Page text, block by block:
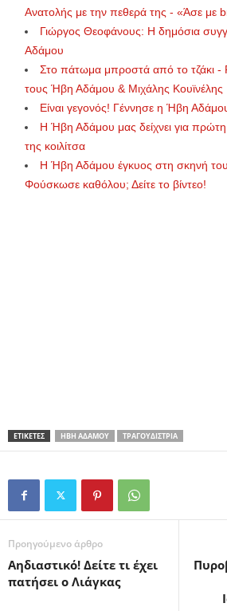
Ανατολής με την πεθερά της - «Άσε με
Γιώργος Θεοφάνους: Η δημόσια
Αδάμου
Στο πάτωμα μπροστά από το τζάκι -
τους Ήβη Αδάμου & Μιχάλης Κουϊνέλης
Είναι γεγονός! Γέννησε η Ήβη
Η Ήβη Αδάμου μας δείχνει για
της κοιλίτσα
Η Ήβη Αδάμου έγκυος στη σκηνή
Φούσκωσε καθόλου; Δείτε το βίντεο!
ΕΤΙΚΕΤΕΣ ΉΒΗ ΑΔΆΜΟΥ ΤΡΑΓΟΥΔΊΣΤΡΙΑ
Προηγούμενο άρθρο
Αηδιαστικό! Δείτε τι έχει
πατήσει ο Λιάγκας